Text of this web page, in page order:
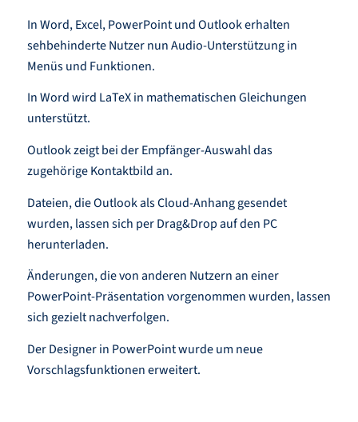
In Word, Excel, PowerPoint und Outlook erhalten
sehbehinderte Nutzer nun Audio-Unterstützung in
Menüs und Funktionen.
In Word wird LaTeX in mathematischen Gleichungen
unterstützt.
Outlook zeigt bei der Empfänger-Auswahl das
zugehörige Kontaktbild an.
Dateien, die Outlook als Cloud-Anhang gesendet
wurden, lassen sich per Drag&Drop auf den PC
herunterladen.
Änderungen, die von anderen Nutzern an einer
PowerPoint-Präsentation vorgenommen wurden, lassen
sich gezielt nachverfolgen.
Der Designer in PowerPoint wurde um neue
Vorschlagsfunktionen erweitert.